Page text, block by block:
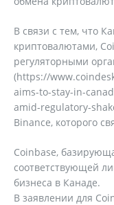
В связи с тем, что
криптовалютами,
регуляторными
(https://
aims-to-stay-in-
amid-regulatory-
Binance, которого
Coinbase,
соответствующей
бизнеса в Канаде.
В заявлении для